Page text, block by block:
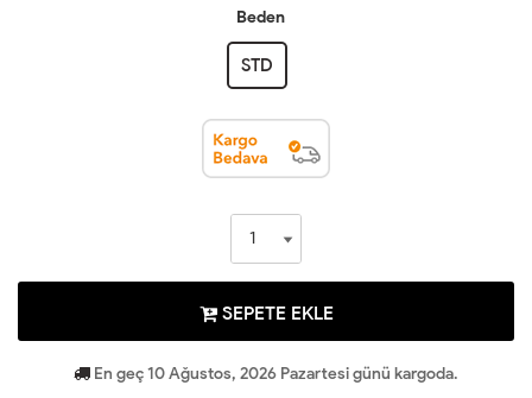
Beden
STD
SEPETE EKLE
En geç 10 Ağustos, 2026 Pazartesi günü kargoda.